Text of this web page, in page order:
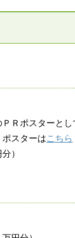
ポスターとし
スターはこちら
）